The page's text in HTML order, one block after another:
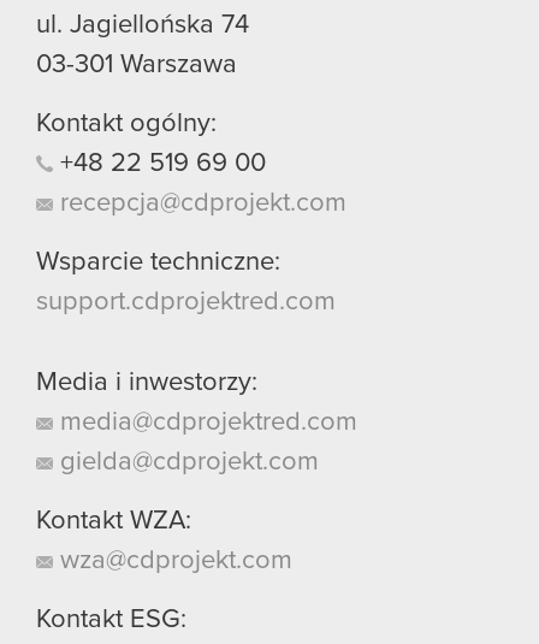
ul. Jagiellońska 74
03-301 Warszawa
Kontakt ogólny:
+48 22 519 69 00
recepcja@cdprojekt.com
Wsparcie techniczne:
support.cdprojektred.com
Media i inwestorzy:
media@cdprojektred.com
gielda@cdprojekt.com
Kontakt WZA:
wza@cdprojekt.com
Kontakt ESG: